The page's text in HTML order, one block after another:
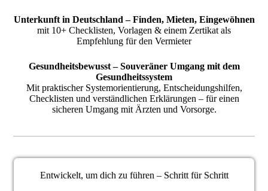
Unterkunft in Deutschland – Finden, Mieten, Eingewöhnen
mit 10+ Checklisten, Vorlagen & einem Zertikat als
Empfehlung für den Vermieter
Gesundheitsbewusst – Souveräner Umgang mit dem
Gesundheitssystem
Mit praktischer Systemorientierung, Entscheidungshilfen,
Checklisten und verständlichen Erklärungen – für einen
sicheren Umgang mit Ärzten und Vorsorge.
Entwickelt, um dich zu führen – Schritt für Schritt